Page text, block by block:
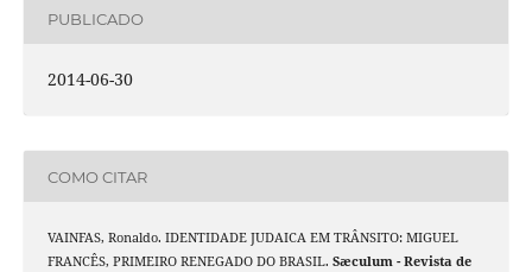
PUBLICADO
2014-06-30
COMO CITAR
VAINFAS, Ronaldo. IDENTIDADE JUDAICA EM TRÂNSITO: MIGUEL
FRANCÊS, PRIMEIRO RENEGADO DO BRASIL. Sæculum - Revista de